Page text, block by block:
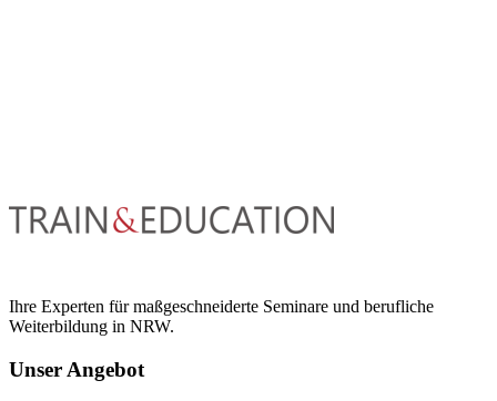
Ihre Experten für maßgeschneiderte Seminare und berufliche
Weiterbildung in NRW.
Unser Angebot